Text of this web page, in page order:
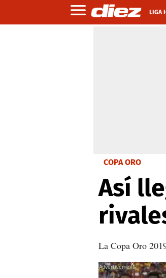
LIGA
COPA ORO
Así
La Copa Oro
X